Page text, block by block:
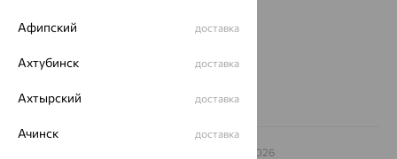
8 (800) 250-02-30
– 2026
Афипский доставка
Ахтубинск доставка
Ахтырский доставка
Ачинск доставка